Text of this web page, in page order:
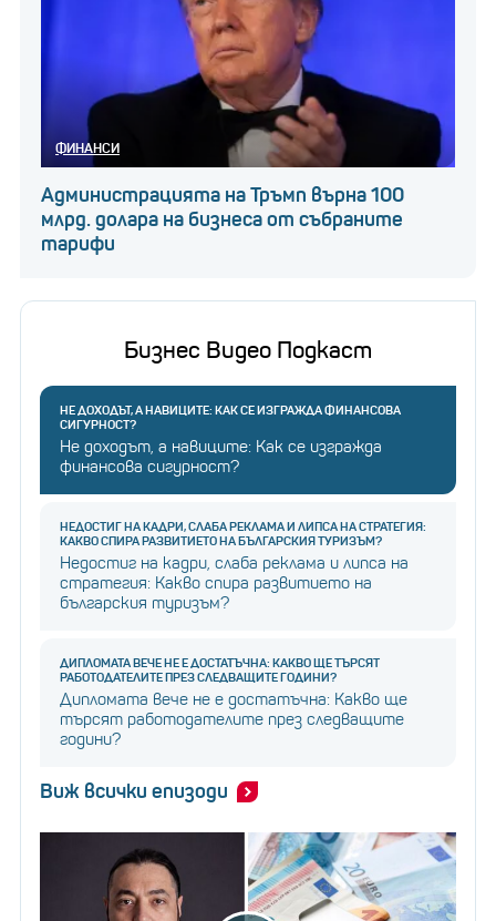
ФИНАНСИ
Администрацията на Тръмп върна 100
млрд. долара на бизнеса от събраните
тарифи
Бизнес Видео Подкаст
НЕ ДОХОДЪТ, А НАВИЦИТЕ: КАК СЕ ИЗГРАЖДА ФИНАНСОВА
СИГУРНОСТ?
Не доходът, а навиците: Как се изгражда
финансова сигурност?
НЕДОСТИГ НА КАДРИ, СЛАБА РЕКЛАМА И ЛИПСА НА СТРАТЕГИЯ:
КАКВО СПИРА РАЗВИТИЕТО НА БЪЛГАРСКИЯ ТУРИЗЪМ?
Недостиг на кадри, слаба реклама и липса на
стратегия: Какво спира развитието на
българския туризъм?
ДИПЛОМАТА ВЕЧЕ НЕ Е ДОСТАТЪЧНА: КАКВО ЩЕ ТЪРСЯТ
РАБОТОДАТЕЛИТЕ ПРЕЗ СЛЕДВАЩИТЕ ГОДИНИ?
Дипломата вече не е достатъчна: Какво ще
търсят работодателите през следващите
години?
Виж всички епизоди